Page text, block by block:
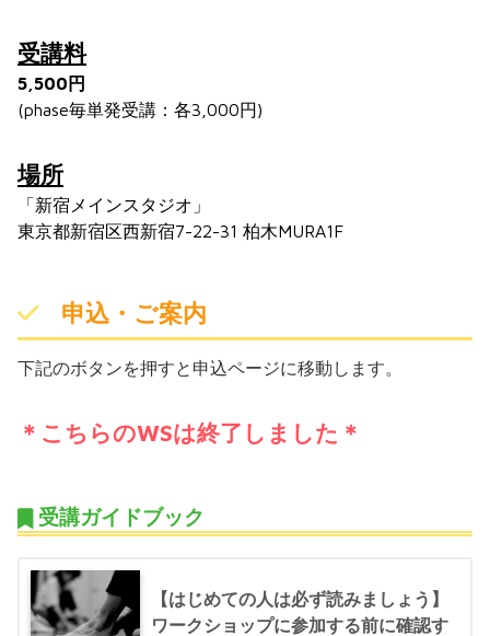
受講料
5,500円
(phase毎単発受講：各3,000円)
場所
「新宿メインスタジオ」
東京都新宿区西新宿7-22-31 柏木MURA1F
申込・ご案内
下記のボタンを押すと申込ページに移動します。
＊こちらのWSは終了しました＊
受講ガイドブック
【はじめての人は必ず読みましょう】
ワークショップに参加する前に確認す